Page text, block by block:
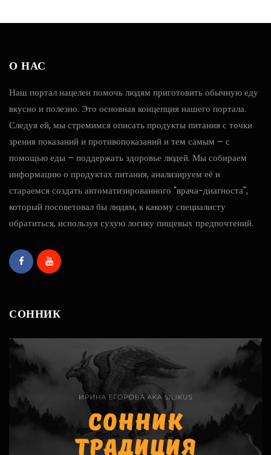
О НАС
Наш портал нацелен помочь людям приготовить обычную еду
вкусно и полезно. Это основная концепция нашего портала.
Следуя ей, мы стремимся описать продукты питания с точки
зрения показаний и противопоказаний и тем самым – с
помощью еды – поддержать здоровье людей. Мы собираем
информацию о продуктах питания, анализируем её и
стараемся создать автоматизированного "врача-диагноста",
который посоветовал бы людям, к какому специалисту
обратиться, используя сухую логику пищевых предпочтений.
СОННИК